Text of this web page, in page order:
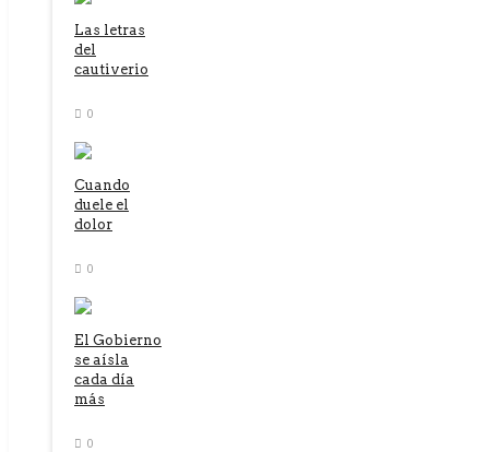
Las letras
del
cautiverio
0
Cuando
duele el
dolor
0
El Gobierno
se aísla
cada día
más
0